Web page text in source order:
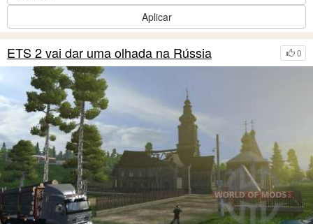
Aplicar
0
ETS 2 vai dar uma olhada na Rússia